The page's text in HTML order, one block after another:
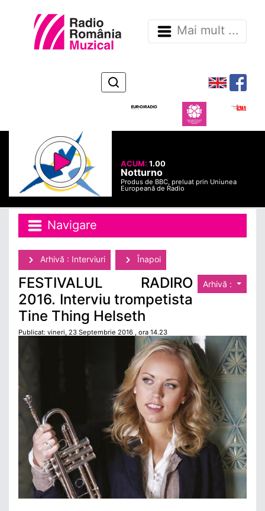
Mai mult ...
ACUM:1.00
Notturno
Produs de BBC, preluat prin Uniunea
Europeană de Radio
Navigare
Arhivă : Interviuri Înapoi
Arhivă :
FESTIVALUL RADIRO
2016. Interviu trompetista
Tine Thing Helseth
Publicat: vineri, 23 Septembrie 2016 , ora 14.23